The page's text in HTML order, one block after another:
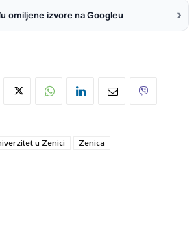
omiljene izvore na Googleu ›
u Zenici Zenica